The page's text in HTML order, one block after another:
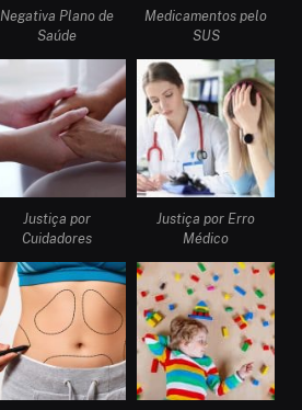
Negativa Plano de
Saúde
Medicamentos pelo
SUS
Justiça por
Cuidadores
Justiça por Erro
Médico